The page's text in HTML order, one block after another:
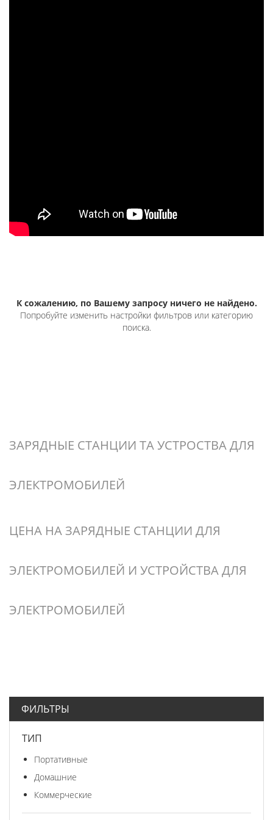
К сожалению, по Вашему запросу ничего не найдено.
Попробуйте изменить настройки фильтров или категорию
поиска.
ЗАРЯДНЫЕ СТАНЦИИ ТА УСТРОСТВА ДЛЯ
ЭЛЕКТРОМОБИЛЕЙ
ЦЕНА НА ЗАРЯДНЫЕ СТАНЦИИ ДЛЯ
ЭЛЕКТРОМОБИЛЕЙ И УСТРОЙСТВА ДЛЯ
ЭЛЕКТРОМОБИЛЕЙ
ФИЛЬТРЫ
ТИП
Портативные
Домашние
Коммерческие